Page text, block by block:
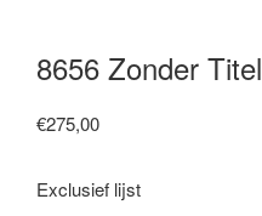
8656 Zonder Titel
€275,00
Exclusief lijst